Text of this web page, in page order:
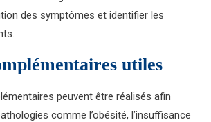
des symptômes et identifier les
utiles
peuvent être réalisés afin
comme l’obésité, l’insuffisance